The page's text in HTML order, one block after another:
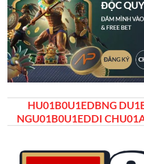
HU01B0U1EDBNG
NGU01B0U1EDDI